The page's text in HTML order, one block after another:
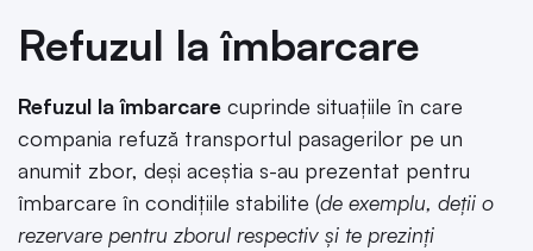
Refuzul la îmbarcare
Refuzul la îmbarcare cuprinde situaţiile în care
compania refuză transportul pasagerilor pe un
anumit zbor, deşi aceştia s-au prezentat pentru
îmbarcare în condiţiile stabilite (de exemplu, deţii o
rezervare pentru zborul respectiv şi te prezinți